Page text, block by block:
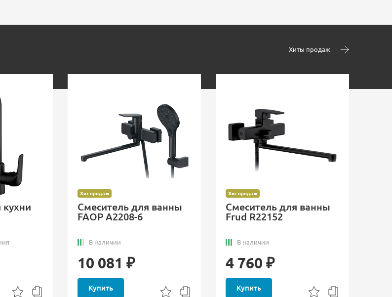
Хиты продаж
Хит продаж
Смеситель для ванны
FAOP A2208-6
В наличии
10 081 ₽
Купить
Хит продаж
Смеситель для ванны
Frud R22152
В наличии
4 760 ₽
Купить